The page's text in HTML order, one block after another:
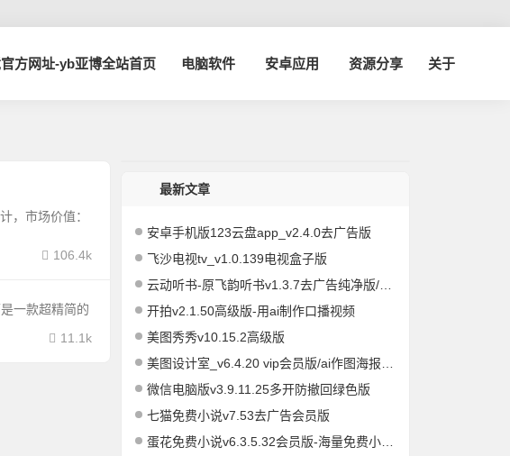
方网址-yb亚博全站首页 电脑软件 安卓应用 资源分享 关于
，市场价值：
106.4k
一款超精简的
11.1k
最新文章
安卓手机版123云盘app_v2.4.0去广告版
飞沙电视tv_v1.0.139电视盒子版
云动听书-原飞韵听书v1.3.7去广告纯净版/海量资源
开拍v2.1.50高级版-用ai制作口播视频
美图秀秀v10.15.2高级版
美图设计室_v6.4.20 vip会员版/ai作图海报编辑
微信电脑版v3.9.11.25多开防撤回绿色版
七猫免费小说v7.53去广告会员版
蛋花免费小说v6.3.5.32会员版-海量免费小说有声小说阅读听书